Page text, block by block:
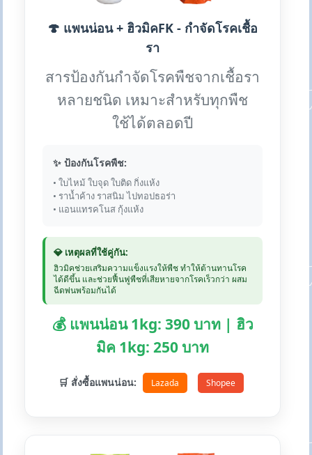
🍄 แพนน่อน + ฮิวมิคFK - กำจัดโรคเชื้อ
รา
สารป้องกันกำจัดโรคพืชจากเชื้อรา
หลายชนิด เหมาะสำหรับทุกพืช
ใช้ได้ตลอดปี
✨ ป้องกันโรคพืช:
• ใบไหม้ ใบจุด ใบติด กิ่งแห้ง
• ราน้ำค้าง ราสนิม ไปทอปธอร่า
• แอนแทรคโนส กุ้งแห้ง
💎 เหตุผลที่ใช้คู่กัน:
ฮิวมิคช่วยเสริมความแข็งแรงให้พืช ทำให้ต้านทานโรค
ได้ดีขึ้น และช่วยฟื้นฟูพืชที่เสียหายจากโรคเร็วกว่า ผสม
ฉีดพ่นพร้อมกันได้
💰 แพนน่อน 1kg: 390 บาท | ฮิว
มิค 1kg: 250 บาท
🛒 สั่งซื้อแพนน่อน: Lazada Shopee